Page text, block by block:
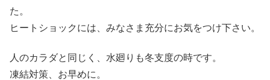
た。
ヒートショックには、みなさま充分にお気をつけ下さい。
人のカラダと同じく、水廻りも冬支度の時です。
凍結対策、お早めに。